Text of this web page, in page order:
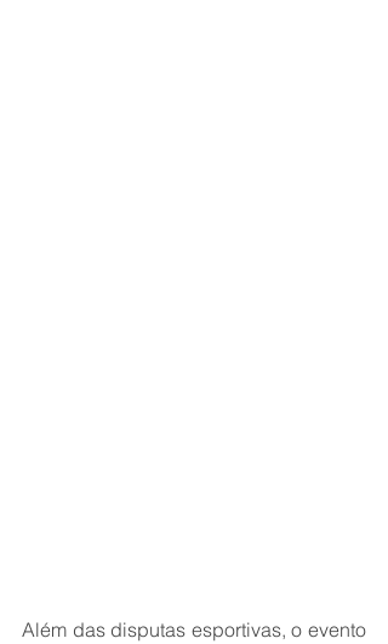
Além das disputas esportivas, o evento